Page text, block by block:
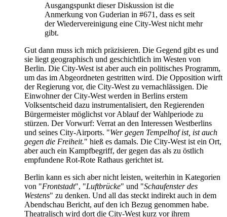
Ausgangspunkt dieser Diskussion ist die
Anmerkung von Guderian in #671, dass es seit
der Wiedervereinigung eine City-West nicht mehr
gibt.
Gut dann muss ich mich präzisieren. Die Gegend gibt es und
sie liegt geographisch und geschichtlich im Westen von
Berlin. Die City-West ist aber auch ein politisches Programm,
um das im Abgeordneten gestritten wird. Die Opposition wirft
der Regierung vor, die City-West zu vernachlässigen. Die
Einwohner der City-West werden in Berlins erstem
Volksentscheid dazu instrumentalisiert, den Regierenden
Bürgermeister möglichst vor Ablauf der Wahlperiode zu
stürzen. Der Vorwurf: Verrat an den Interessen Westberlins
und seines City-Airports. "Wer gegen Tempelhof ist, ist auch
gegen die Freiheit." hieß es damals. Die City-West ist ein Ort,
aber auch ein Kampfbegriff, der gegen das als zu östlich
empfundene Rot-Rote Rathaus gerichtet ist.
Berlin kann es sich aber nicht leisten, weiterhin in Kategorien
von "Frontstadt", "Luftbrücke" und "Schaufenster des
Westens" zu denken. Und all das steckt indirekt auch in dem
Abendschau Bericht, auf den ich Bezug genommen habe.
Theatralisch wird dort die City-West kurz vor ihrem